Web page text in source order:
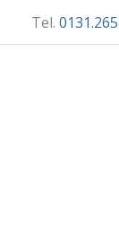
Tel.